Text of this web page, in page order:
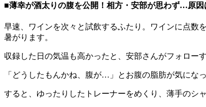
■薄幸が酒太りの腹を公開！相方・安部が思わず…原因
早速、ワインを次々と試飲するふたり。ワインに点数
暑がります。
収録した日の気温も高かったと、安部さんがフォロー
「どうしたもんかね、腹が…」とお腹の脂肪が気にな
すると、ゆったりしたトレーナーをめくり、薄手のシ